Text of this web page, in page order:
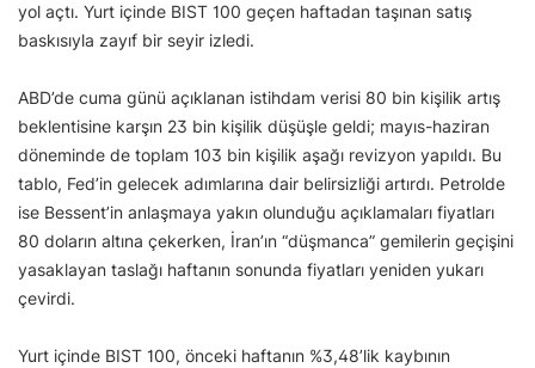
yol açtı. Yurt içinde BIST 100 geçen haftadan taşınan satış
baskısıyla zayıf bir seyir izledi.
ABD’de cuma günü açıklanan istihdam verisi 80 bin kişilik artış
beklentisine karşın 23 bin kişilik düşüşle geldi; mayıs-haziran
döneminde de toplam 103 bin kişilik aşağı revizyon yapıldı. Bu
tablo, Fed’in gelecek adımlarına dair belirsizliği artırdı. Petrolde
ise Bessent’in anlaşmaya yakın olunduğu açıklamaları fiyatları
80 doların altına çekerken, İran’ın “düşmanca” gemilerin geçişini
yasaklayan taslağı haftanın sonunda fiyatları yeniden yukarı
çevirdi.
Yurt içinde BIST 100, önceki haftanın %3,48’lik kaybının